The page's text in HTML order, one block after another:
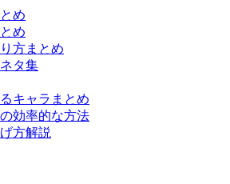
め
め
方まとめ
タ集
キャラまとめ
効率的な方法
方解説